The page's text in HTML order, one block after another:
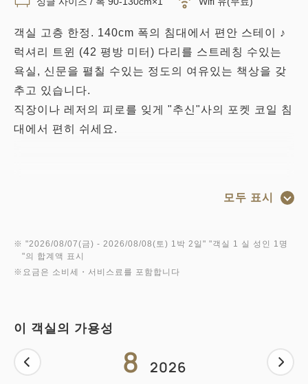
객실 고층 한정. 140cm 폭의 침대에서 편안 스테이 ♪
럭셔리 트윈 (42 평방 미터) 다리를 스트레칭 수있는
욕실, 신문을 펼칠 수있는 정도의 여유있는 책상을 갖
추고 있습니다.
직장이나 레저의 피로를 잊게 "추신"사의 포켓 코일 침
대에서 편히 쉬세요.
모든 객실에서 Wi-Fi (무선 LAN)을 통해 인터넷 연결
을위한 케이블도 비치되어 있습니다. 이용은 무료입니
체크인 13 : 00 / 체크 아웃 11:00
모두 표시
※ "2026/08/07(금) - 2026/08/08(토) 1박 2일 " "객실 1 실 성인 1명
"의 합계액 표시
※요금은 소비세・서비스료를 포함합니다
이 객실의 가용성
8 2026